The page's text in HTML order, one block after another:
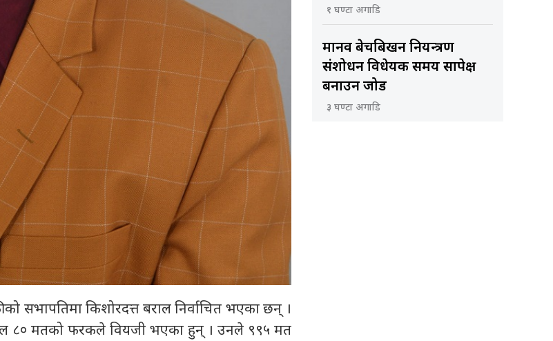
सभापतिमा किशोरदत्त बराल निर्वाचित भएका छन् ।
८० मतको फरकले वियजी भएका हुन् । उनले ९९५ मत
१ घण्टा अगाडि
मानव बेचबिखन नियन्त्रण
संशोधन विधेयक समय सापेक्ष
बनाउन जोड
३ घण्टा अगाडि